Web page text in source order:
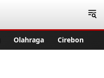
Olahraga Cirebon